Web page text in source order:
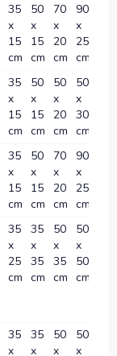
35
x
15
cm
50
x
15
cm
70
x
20
cm
90
x
25
cm
35
x
15
cm
50
x
15
cm
50
x
20
cm
50
x
30
cm
35
x
15
cm
50
x
15
cm
70
x
20
cm
90
x
25
cm
35
x
25
cm
35
x
35
cm
50
x
35
cm
50
x
50
cm
35
x
35
x
50
x
50
x